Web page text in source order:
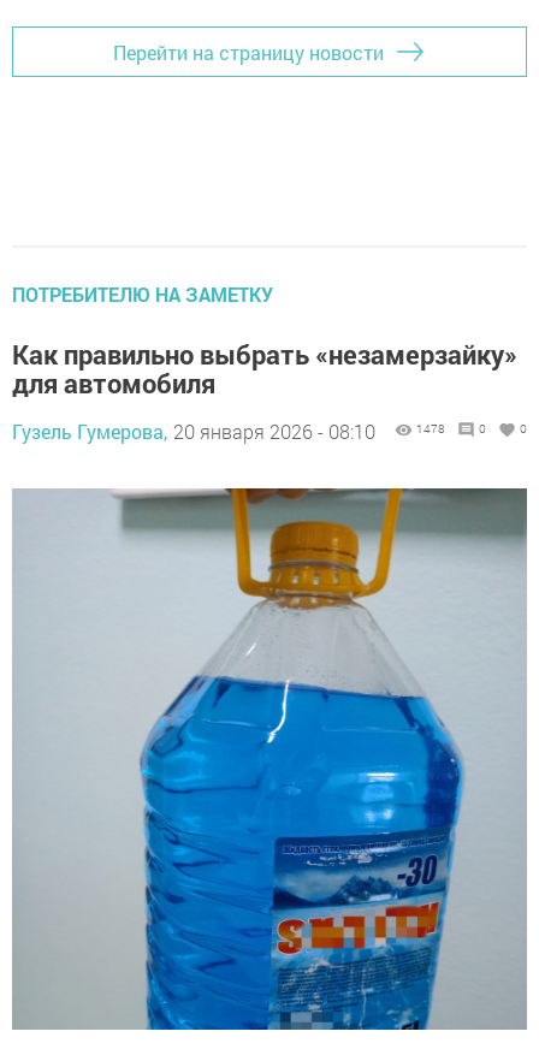
Перейти на страницу новости
ПОТРЕБИТЕЛЮ НА ЗАМЕТКУ
Как правильно выбрать «незамерзайку»
для автомобиля
Гузель Гумерова, 20 января 2026 - 08:10 1478 0 0